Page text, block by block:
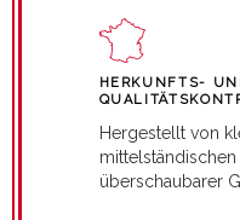
HERKUNFTS-
Hergestellt von
überschaubarer